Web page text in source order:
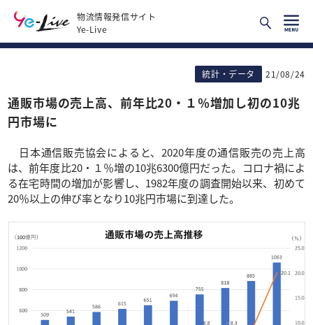
物流情報発信サイト
Ye-Live
統計・データ 21/08/24
通販市場の売上高、前年比20・１％増加し初の10兆
円市場に
日本通信販売協会によると、2020年度の通信販売の売上高
は、前年度比20・１％増の10兆6300億円だった。コロナ禍によ
る在宅時間の増加が影響し、1982年度の調査開始以来、初めて
20％以上の伸び率となり10兆円市場に到達した。